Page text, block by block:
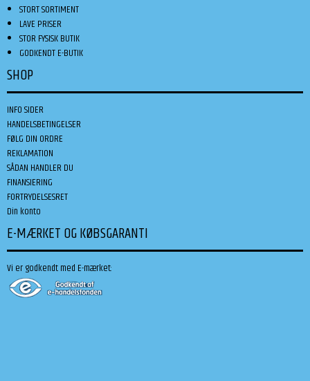
STORT SORTIMENT
LAVE PRISER
STOR FYSISK BUTIK
GODKENDT E-BUTIK
SHOP
INFO SIDER
HANDELSBETINGELSER
FØLG DIN ORDRE
REKLAMATION
SÅDAN HANDLER DU
FINANSIERING
FORTRYDELSESRET
Din konto
E-MÆRKET OG KØBSGARANTI
Vi er godkendt med E-mærket: